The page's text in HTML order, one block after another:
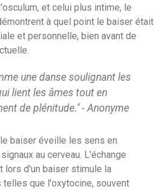
et celui plus intime, le
à quel point le baiser était
et personnelle, bien avant de
une danse soulignant les
lient les âmes tout en
de plénitude." - Anonyme
baiser éveille les sens en
au cerveau. L'échange
lors d'un baiser stimule la
telles que l'oxytocine, souvent